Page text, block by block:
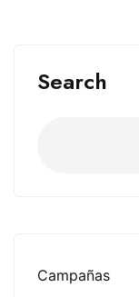
Search
Campañas